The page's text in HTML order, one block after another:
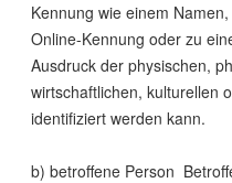
Kennung wie einem
Online-Kennung oder zu
Ausdruck der physischen,
wirtschaftlichen, kulturellen
identifiziert werden kann.
b) betroffene Person